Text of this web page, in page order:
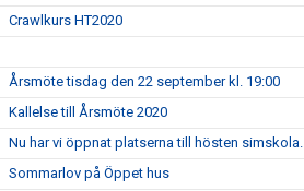
Crawlkurs HT2020
Årsmöte tisdag den 22 september kl. 19:00
Kallelse till Årsmöte 2020
Nu har vi öppnat platserna till hösten simskola.
Sommarlov på Öppet hus